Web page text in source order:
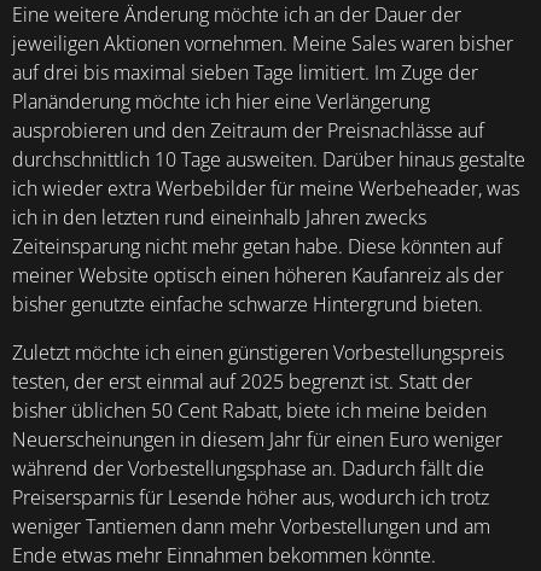
Eine weitere Änderung möchte ich an der Dauer der
jeweiligen Aktionen vornehmen. Meine Sales waren bisher
auf drei bis maximal sieben Tage limitiert. Im Zuge der
Planänderung möchte ich hier eine Verlängerung
ausprobieren und den Zeitraum der Preisnachlässe auf
durchschnittlich 10 Tage ausweiten. Darüber hinaus gestalte
ich wieder extra Werbebilder für meine Werbeheader, was
ich in den letzten rund eineinhalb Jahren zwecks
Zeiteinsparung nicht mehr getan habe. Diese könnten auf
meiner Website optisch einen höheren Kaufanreiz als der
bisher genutzte einfache schwarze Hintergrund bieten.
Zuletzt möchte ich einen günstigeren Vorbestellungspreis
testen, der erst einmal auf 2025 begrenzt ist. Statt der
bisher üblichen 50 Cent Rabatt, biete ich meine beiden
Neuerscheinungen in diesem Jahr für einen Euro weniger
während der Vorbestellungsphase an. Dadurch fällt die
Preisersparnis für Lesende höher aus, wodurch ich trotz
weniger Tantiemen dann mehr Vorbestellungen und am
Ende etwas mehr Einnahmen bekommen könnte.